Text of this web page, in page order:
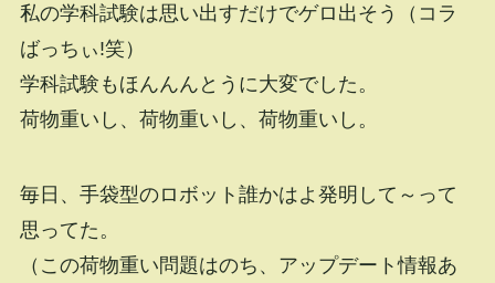
私の学科試験は思い出すだけでゲロ出そう（コラ
ばっちぃ!笑）
学科試験もほんんんとうに大変でした。
荷物重いし、荷物重いし、荷物重いし。
毎日、手袋型のロボット誰かはよ発明して～って
思ってた。
（この荷物重い問題はのち、アップデート情報あ